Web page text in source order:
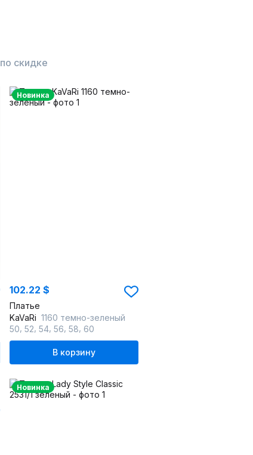
по скидке
Новинка
102.22 $
Платье
KaVaRi 1160 темно-зеленый
50 52 54 56 58 60
В корзину
Новинка